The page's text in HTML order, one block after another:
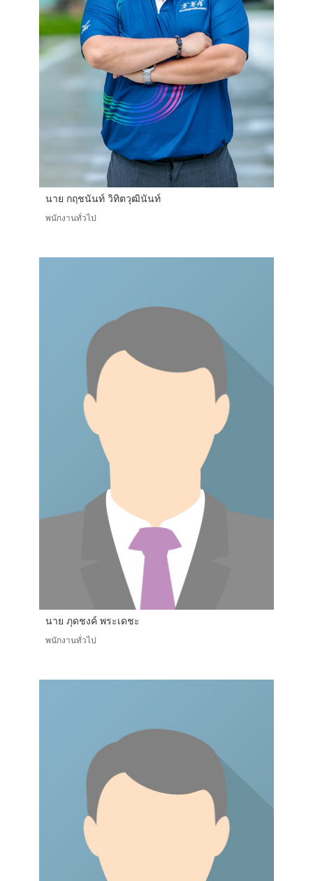
นาย กฤชนันท์ วิทิตวุฒินันท์
พนักงานทั่วไป
นาย ภุดชงค์ พระเดชะ
พนักงานทั่วไป